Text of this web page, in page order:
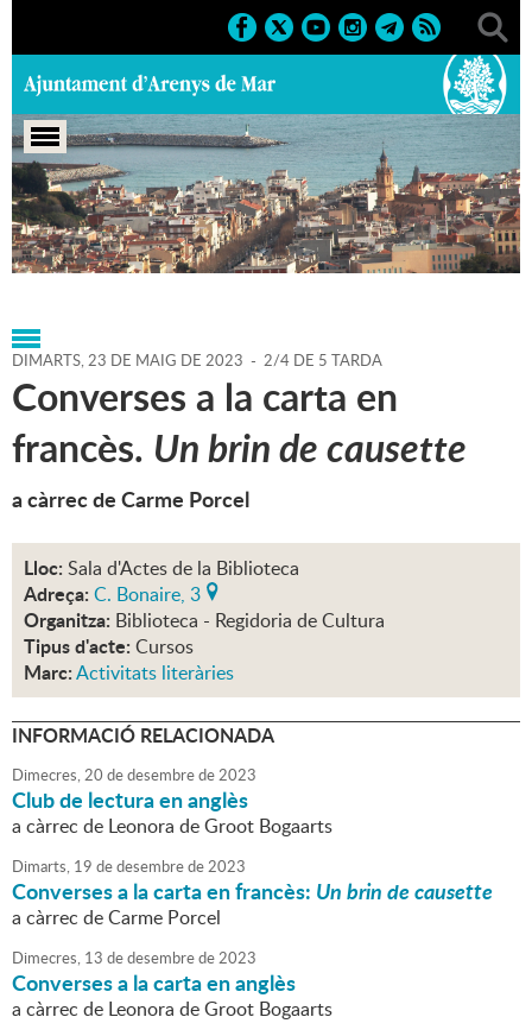
Portada > Regidories > Cultura > Biblioteca P. Fidel
Fita > Agenda > 23-05-2023
DIMARTS,23 DE MAIG DE 2023 - 2/4 DE 5 TARDA
Converses a la carta en
francès. Un brin de causette
a càrrec de Carme Porcel
Lloc: Sala d'Actes de la Biblioteca
Adreça: C. Bonaire, 3
Organitza: Biblioteca - Regidoria de Cultura
Tipus d'acte: Cursos
Marc:Activitats literàries
INFORMACIÓ RELACIONADA
Dimecres,20 dedesembrede2023
Club de lectura en anglès
a càrrec de Leonora de Groot Bogaarts
Dimarts, 19 dedesembrede2023
Converses a la carta en francès: Un brin de causette
a càrrec de Carme Porcel
Dimecres, 13 dedesembrede2023
Converses a la carta en anglès
a càrrec de Leonora de Groot Bogaarts